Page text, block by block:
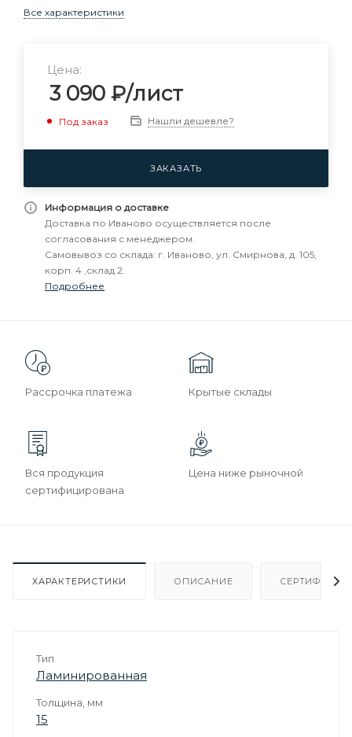
Все характеристики
Цена:
3 090 ₽/лист
Под заказ Нашли дешевле?
ЗАКАЗАТЬ
Информация о доставке
Доставка по Иваново осуществляется после
согласования с менеджером.
Самовывоз со склада: г. Иваново, ул. Смирнова, д. 105,
корп. 4 ,склад 2.
Подробнее
Рассрочка платежа Крытые склады
Вся продукция
сертифицирована
Цена ниже рыночной
ХАРАКТЕРИСТИКИ ОПИСАНИЕ
Тип
Ламинированная
Толщина, мм
15